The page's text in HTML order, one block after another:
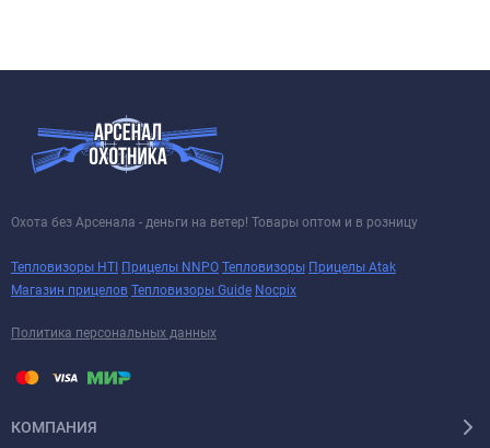
Охота без Арсенала - деньги на ветер! Товары оптом и в розницу
Тепловизоры HTI Прицелы NNPO Тепловизоры Прицелы Atak
Магазин прицелов Тепловизоры Guide Nocpix
Политика персональных данных
КОМПАНИЯ